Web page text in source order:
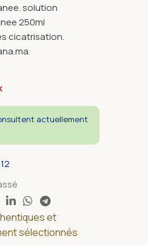
solution
250ml
cicatrisation.
actuellement
et
sélectionnés